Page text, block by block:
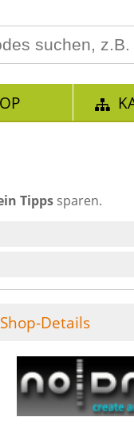
Tipps sparen.
Shop-Details